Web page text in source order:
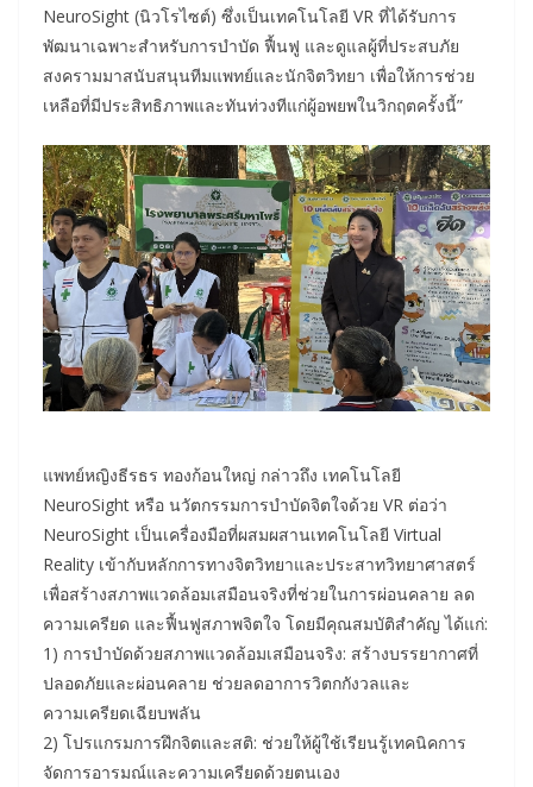
NeuroSight (นิวโรไซต์) ซึ่งเป็นเทคโนโลยี VR ที่ได้รับการ
พัฒนาเฉพาะสำหรับการบำบัด ฟื้นฟู และดูแลผู้ที่ประสบภัย
สงครามมาสนับสนุนทีมแพทย์และนักจิตวิทยา เพื่อให้การช่วย
เหลือที่มีประสิทธิภาพและทันท่วงทีแก่ผู้อพยพในวิกฤตครั้งนี้”
แพทย์หญิงธีรธร ทองก้อนใหญ่ กล่าวถึง เทคโนโลยี
NeuroSight หรือ นวัตกรรมการบำบัดจิตใจด้วย VR ต่อว่า
NeuroSight เป็นเครื่องมือที่ผสมผสานเทคโนโลยี Virtual
Reality เข้ากับหลักการทางจิตวิทยาและประสาทวิทยาศาสตร์
เพื่อสร้างสภาพแวดล้อมเสมือนจริงที่ช่วยในการผ่อนคลาย ลด
ความเครียด และฟื้นฟูสภาพจิตใจ โดยมีคุณสมบัติสำคัญ ได้แก่:
1) การบำบัดด้วยสภาพแวดล้อมเสมือนจริง: สร้างบรรยากาศที่
ปลอดภัยและผ่อนคลาย ช่วยลดอาการวิตกกังวลและ
ความเครียดเฉียบพลัน
2) โปรแกรมการฝึกจิตและสติ: ช่วยให้ผู้ใช้เรียนรู้เทคนิคการ
จัดการอารมณ์และความเครียดด้วยตนเอง